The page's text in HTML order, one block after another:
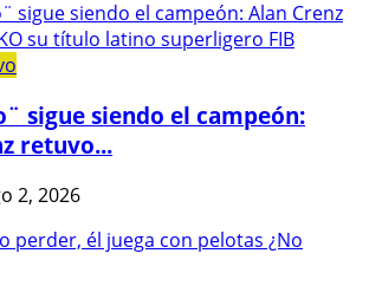
sigue siendo el campeón:
retuvo...
2, 2026